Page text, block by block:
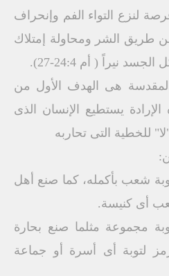
لنزع التواء الفم وإنحراف
عـن طريق الشر ومحاولة إمتلاك
نيراً ( أم 24:4-27).
المقدسة هى الهدف الأول من
يستطيع الإنسان الذى
للخطية التى تحاربه
شعب بأكمله، كما صنع أهل
أى كنيسة.
مجموعة مثلما صنع بحارة
لتوبة أى أسرة أو جماعة